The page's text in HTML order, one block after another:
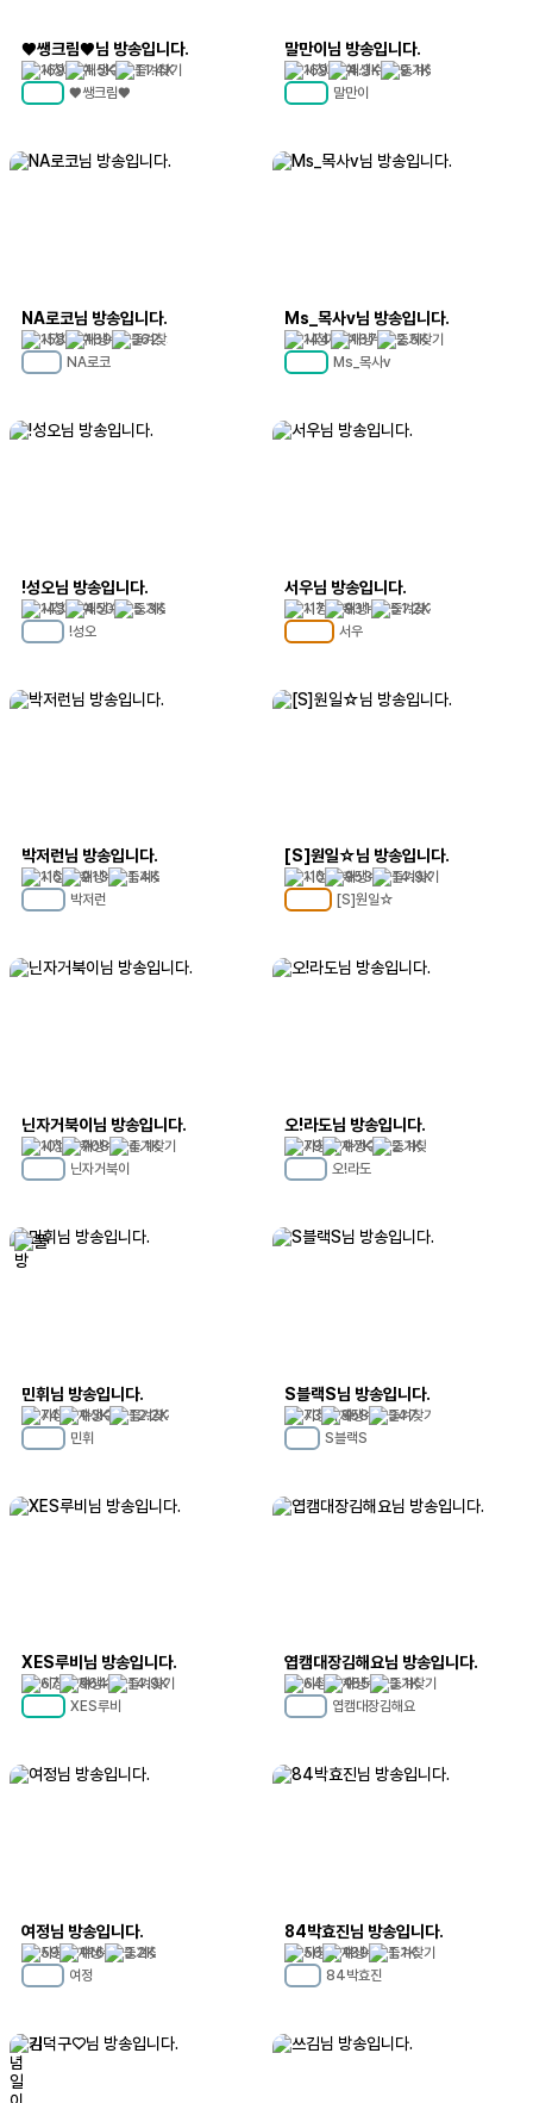
♥쌩크림♥님 방송입니다.
169 1.5K 11.4K
♥쌩크림♥
말만이님 방송입니다.
169 4.3K 9.1K
말만이
NA로코님 방송입니다.
158 169 362
NA로코
Ms_목사v님 방송입니다.
144 167 2.5K
Ms_목사v
!성오님 방송입니다.
143 450 5.3K
!성오
서우님 방송입니다.
117 831 51.2K
서우
박저런님 방송입니다.
116 213 1.4K
박저런
[S]원일☆님 방송입니다.
110 353 14.9K
[S]원일☆
닌자거북이님 방송입니다.
101 708 4.1K
닌자거북이
오!라도님 방송입니다.
79 1.7K 2.1K
오!라도
민휘님 방송입니다.
74 1.3K 12.2K
민휘
S블랙S님 방송입니다.
73 358 347
S블랙S
XES루비님 방송입니다.
67 564 14.9K
XES루비
엽캠대장김해요님 방송입니다.
64 155 3.1K
엽캠대장김해요
여정님 방송입니다.
59 116 3.2K
여정
84박효진님 방송입니다.
56 139 1.1K
84박효진